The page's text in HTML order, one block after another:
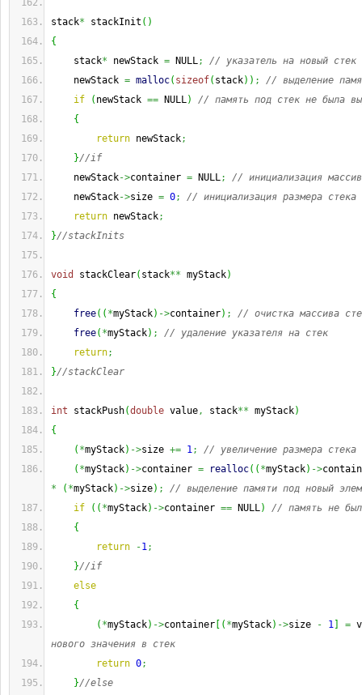
stack* stackInit ( )
{
stack* newStack = NULL;
// указатель на новый стек
newStack = malloc( sizeof( stack) ) ;
// выделение
if
( newStack == NULL)
// память под стек не была
{
return newStack;
}//if
newStack->container = NULL;
// инициализация
newStack->size = 0;
// инициализация размера стека
return newStack;
}//stackInits
void stackClear( stack** myStack)
{
free( ( *myStack) ->container) ;
// очистка массива
free( *myStack) ;
// удаление указателя на стек
return;
}//stackClear
int stackPush(double value, stack** myStack)
{
( *myStack) ->size += 1;
// увеличение размера стека
( *myStack) ->container = realloc( ( *myStack) ->
*
( *myStack) ->size) ;
// выделение памяти под новый
if
( ( *myStack) ->container == NULL)
// память не
{
return
-1;
}//if
else
{
( *myStack) ->container ( *myStack) ->size - 1 =
нового значения в стек
return 0;
}//else